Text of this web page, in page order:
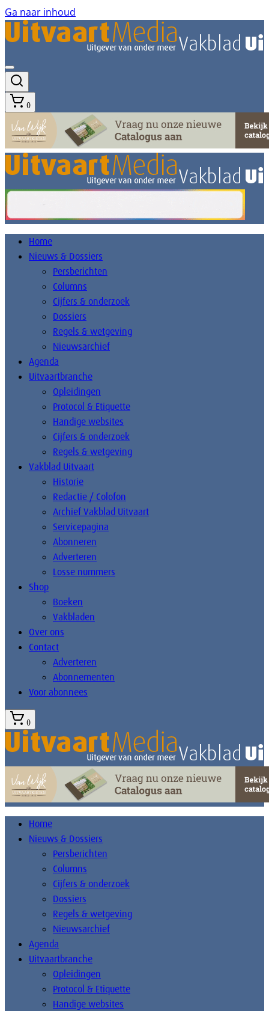
Ga naar inhoud
0
Home
Nieuws & Dossiers
Persberichten
Columns
Cijfers & onderzoek
Dossiers
Regels & wetgeving
Nieuwsarchief
Agenda
Uitvaartbranche
Opleidingen
Protocol & Etiquette
Handige websites
Cijfers & onderzoek
Regels & wetgeving
Vakblad Uitvaart
Historie
Redactie / Colofon
Archief Vakblad Uitvaart
Servicepagina
Abonneren
Adverteren
Losse nummers
Shop
Boeken
Vakbladen
Over ons
Contact
Adverteren
Abonnementen
Voor abonnees
0
Home
Nieuws & Dossiers
Persberichten
Columns
Cijfers & onderzoek
Dossiers
Regels & wetgeving
Nieuwsarchief
Agenda
Uitvaartbranche
Opleidingen
Protocol & Etiquette
Handige websites